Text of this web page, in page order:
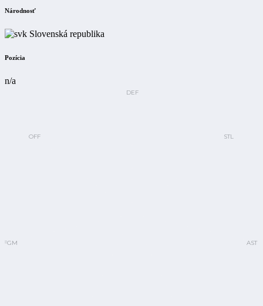
Národnosť
Slovenská republika
Pozícia
n/a